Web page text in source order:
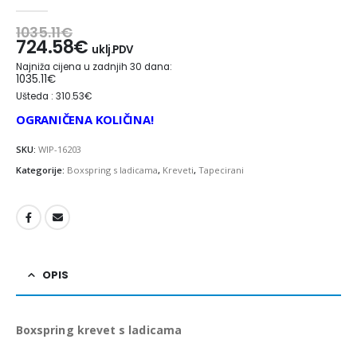
1035.11€
724.58€ uklj.PDV
Najniža cijena u zadnjih 30 dana:
1035.11€
Ušteda : 310.53€
OGRANIČENA KOLIČINA!
SKU: WIP-16203
Kategorije: Boxspring s ladicama, Kreveti, Tapecirani
OPIS
Boxspring krevet s ladicama